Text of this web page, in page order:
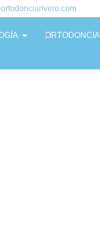
ORTODONCIA